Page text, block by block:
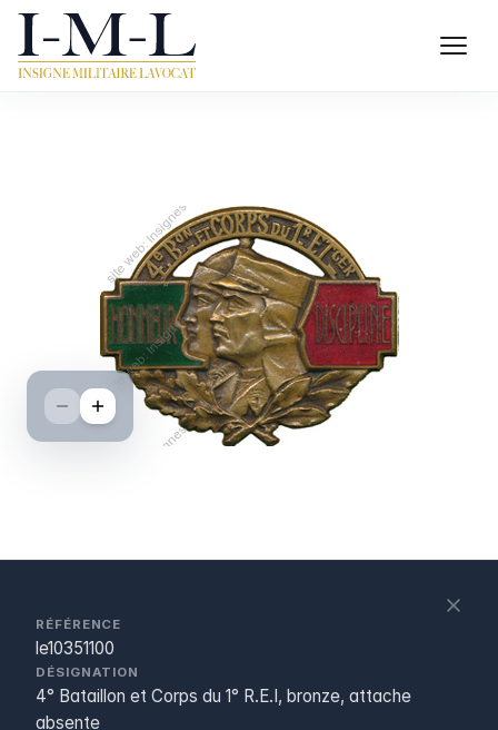
RÉFÉRENCE
le10351100
DÉSIGNATION
4° Bataillon et Corps du 1° R.E.I, bronze, attache
absente